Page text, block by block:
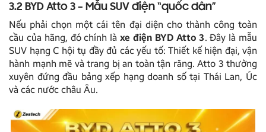
3.2 BYD Atto 3 – Mẫu SUV điện “quốc dân”
Nếu phải chọn một cái tên đại diện cho thành công toàn
cầu của hãng, đó chính làxe điện BYD Atto 3. Đây là mẫu
SUV hạng C hội tụ đầy đủ các yếu tố: Thiết kế hiện đại, vận
hành mạnh mẽ và trang bị an toàn tận răng. Atto 3 thường
xuyên đứng đầu bảng xếp hạng doanh số tại Thái Lan, Úc
và các nước châu Âu.